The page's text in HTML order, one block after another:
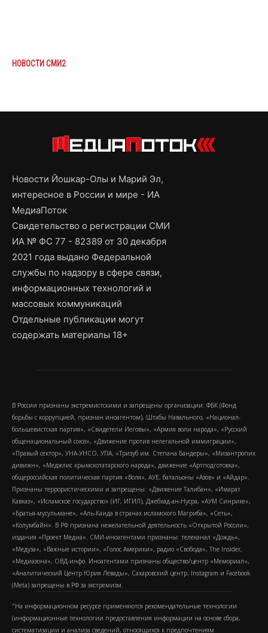
НОВОСТИ СМИ2
Новости Йошкар-Олы и Марий Эл,
интересное в России и мире - ИА
МедиаПоток
Свидетельство о регистрации СМИ
ИА № ФС 77 - 82389 от 30 декабря
2021 года выдано Федеральной
службы по надзору в сфере связи,
информационных технологий и
массовых коммуникаций
Отдельные публикации могут
содержать материалы 18+
В России признаны экстремистскими и запрещены организации: ФБК (Фонд
борьбы с коррупцией, признан иноагентом), Штабы Навального, «Национал-
большевистская партия», «Свидетели Иеговы», «Армия воли народа», «Русский
общенациональный союз», «Движение против нелегальной иммиграции»,
«Правый сектор», УНА-УНСО, УПА, «Тризуб им. Степана Бандеры», «Мизантропик
дивижн», «Меджлис крымскотатарского народа», движение «Артподготовка»,
общероссийская политическая партия «Воля», АУЕ, батальоны «Азов» и «Айдар».
Признаны террористическими и запрещены: «Движение Талибан», «Имарат
Кавказ», «Исламское государство» (ИГ, ИГИЛ), Джебхад-ан-Нусра, «АУМ Синрике»,
«Братья-мусульмане», «Аль-Каида в странах исламского Магриба», «Сеть»,
«Колумбайн». В РФ признана нежелательной деятельность «Открытой России»,
издания «Проект Медиа». СМИ-иноагентами признаны: телеканал «Дождь»,
«Медуза», «Важные истории», «Голос Америки», радио «Свобода», The Insider,
«Медиазона», ОВД-инфо. Иноагентами признаны общество/центр «Мемориал»,
«Аналитический Центр Юрия Левады», Сахаровский центр. Instagram и Facebook
(Metа) запрещены в РФ за экстремизм.
"На информационном ресурсе применяются рекомендательные технологии
(информационные технологии предоставления информации на основе сбора,
систематизации и анализа сведений, относящихся к предпочтениям